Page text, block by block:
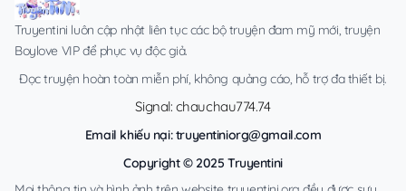
Truyentini luôn cập nhật liên tục các bộ truyện đam mỹ mới, truyện
Boylove VIP để phục vụ độc giả.
Đọc truyện hoàn toàn miễn phí, không quảng cáo, hỗ trợ đa thiết bị.
Signal: chauchau774.74
Email khiếu nại:truyentiniorg@gmail.com
Copyright © 2025 Truyentini